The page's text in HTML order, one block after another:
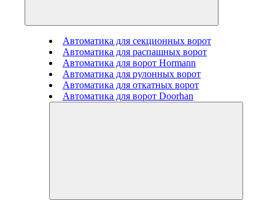
Автоматика для секционных ворот
Автоматика для распашных ворот
Автоматика для ворот Hormann
Автоматика для рулонных ворот
Автоматика для откатных ворот
Автоматика для ворот Doorhan